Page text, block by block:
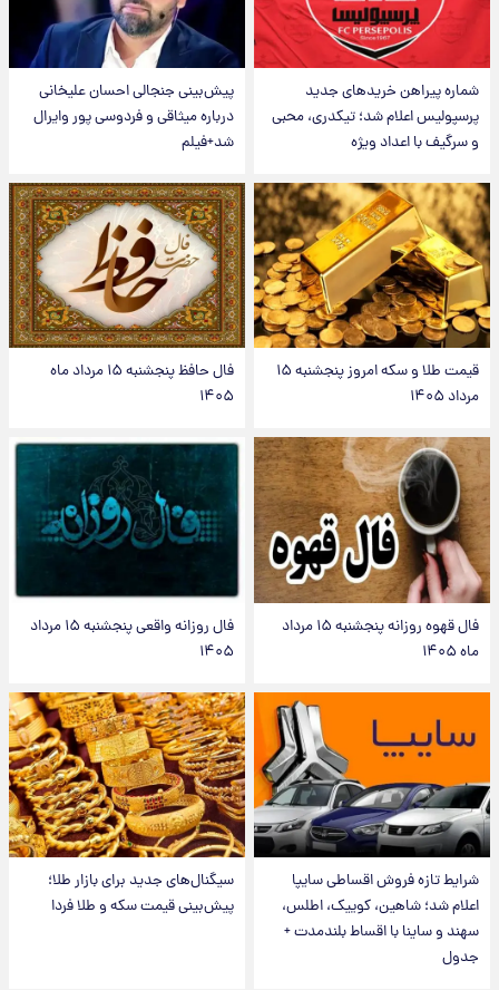
شماره پیراهن خریدهای جدید
پرسپولیس اعلام شد؛ تیکدری، محبی
و سرگیف با اعداد ویژه
پیش‌بینی جنجالی احسان علیخانی
درباره میثاقی و فردوسی پور وایرال
شد+فیلم
قیمت طلا و سکه امروز پنجشنبه ۱۵
مرداد ۱۴۰۵
فال حافظ پنجشنبه ۱۵ مرداد ماه
۱۴۰۵
فال قهوه روزانه پنجشنبه ۱۵ مرداد
ماه ۱۴۰۵
فال روزانه واقعی پنجشنبه ۱۵ مرداد
۱۴۰۵
شرایط تازه فروش اقساطی سایپا
اعلام شد؛ شاهین، کوییک، اطلس،
سهند و ساینا با اقساط بلندمدت +
جدول
سیگنال‌های جدید برای بازار طلا؛
پیش‌بینی قیمت سکه و طلا فردا